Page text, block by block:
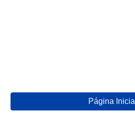
Página Inicial